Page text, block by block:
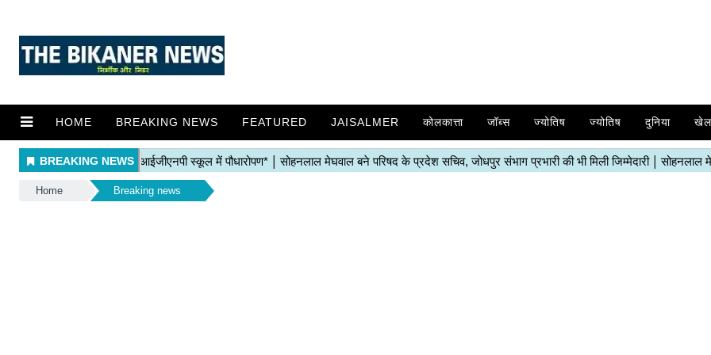
HOME BREAKING NEWS FEATURED JAISALMER कोलकात्ता जॉब्स ज्योतिष ज्योतिष दुनिया खेल
Home Breaking news